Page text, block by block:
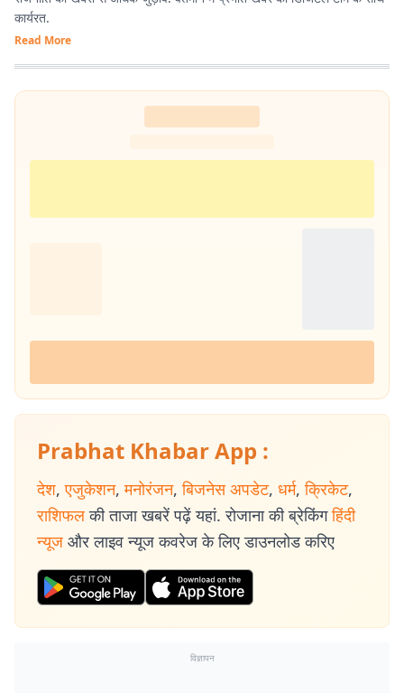
कार्यरत.
Read More
Prabhat Khabar App :
देश, एजुकेशन, मनोरंजन, बिजनेस अपडेट, धर्म, क्रिकेट,
राशिफल की ताजा खबरें पढ़ें यहां. रोजाना की ब्रेकिंग हिंदी
न्यूज और लाइव न्यूज कवरेज के लिए डाउनलोड करिए
विज्ञापन